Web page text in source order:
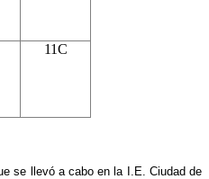
11C
se llevó a cabo en la I.E. Ciudad de